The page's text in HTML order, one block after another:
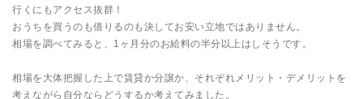
行くにもアクセス抜群！
おうちを買うのも借りるのも決してお安い立地ではありません。
相場を調べてみると、1ヶ月分のお給料の半分以上はしそうです。
相場を大体把握した上で賃貸か分譲か、それぞれメリット・デメリットを
考えながら自分ならどうするか考えてみました。